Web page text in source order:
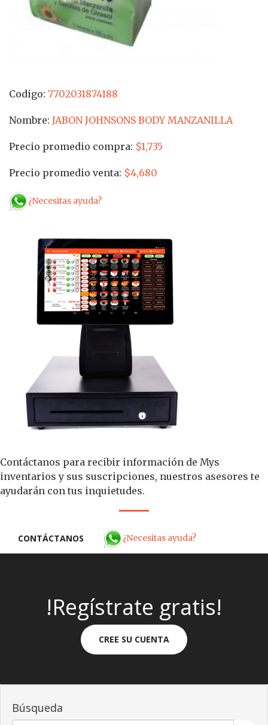
Codigo: 7702031874188
Nombre: JABON JOHNSONS BODY MANZANILLA
Precio promedio compra: $1,735
Precio promedio venta: $4,680
¿Necesitas ayuda?
Contáctanos para recibir información de Mys
inventarios y sus suscripciones, nuestros asesores te
ayudarán con tus inquietudes.
CONTÁCTANOS ¿Necesitas ayuda?
!Regístrate gratis!
CREE SU CUENTA
Búsqueda